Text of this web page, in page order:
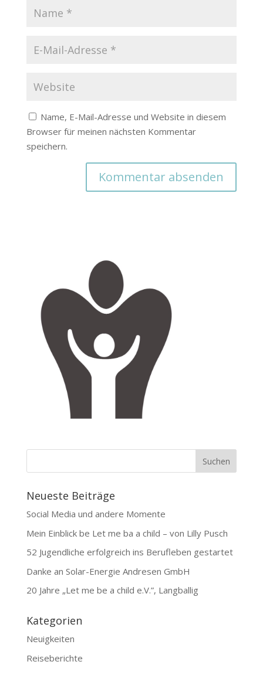
Name, E-Mail-Adresse und Website in diesem
Browser für meinen nächsten Kommentar
speichern.
Neueste Beiträge
Social Media und andere Momente
Mein Einblick be Let me ba a child – von Lilly Pusch
52 Jugendliche erfolgreich ins Berufleben gestartet
Danke an Solar-Energie Andresen GmbH
20 Jahre „Let me be a child e.V.”, Langballig
Kategorien
Neuigkeiten
Reiseberichte